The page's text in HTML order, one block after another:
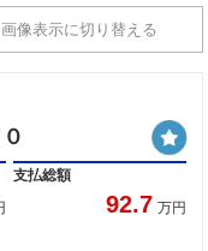
画像表示に切り替える
支払総額
92.7 万円